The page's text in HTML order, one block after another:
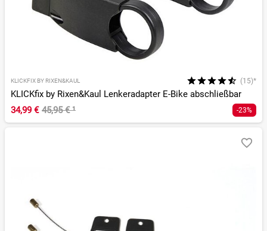
KLICKFIX BY RIXEN&KAUL (15)*
KLICKfix by Rixen&Kaul Lenkeradapter E-Bike abschließbar
34,99 € 45,95 €¹ -23%